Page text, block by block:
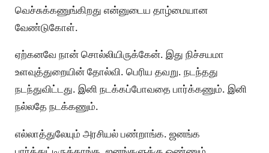
வெச்சுக்கணுங்கிறது என்னுடைய தாழ்மையான
வேண்டுகோள்.
ஏற்கனவே நான் சொல்லியிருக்கேன். இது நிச்சயமா
உளவுத்துறையின் தோல்வி. பெரிய தவறு. நடந்தது
நடந்துவிட்டது. இனி நடக்கப்போவதை பார்க்கணும். இனி
நல்லதே நடக்கணும்.
எல்லாத்துலேயும் அரசியல் பண்றாங்க. ஜனங்க